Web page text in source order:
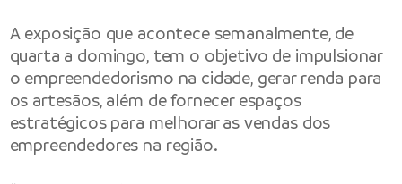
A exposição que acontece semanalmente, de
quarta a domingo, tem o objetivo de impulsionar
o empreendedorismo na cidade, gerar renda para
os artesãos, além de fornecer espaços
estratégicos para melhorar as vendas dos
empreendedores na região.